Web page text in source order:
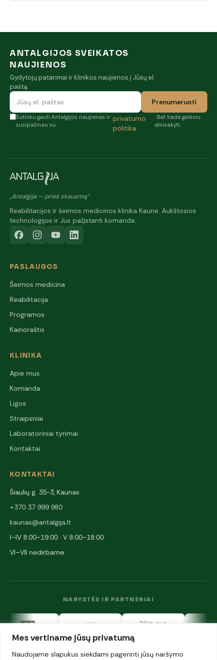
Mes vertiname jūsų privatumą
Naudojame slapukus siekdami pagerinti jūsų naršymo
ANTALGIJOS SVEIKATOS
NAUJIENOS
Gydytojų patarimai ir klinikos naujienos į Jūsų el.
paštą.
Prenumeruoti
Sutinku gauti Antalgijos naujienas ir
susipažinau su
privatumo
politika
. Bet kada galėsiu
atsisakyti.
„Antalgija — prieš skausmą"
Reabilitacijos ir šeimos medicinos klinika Kaune. Aukštosios
technologijos ir Jus pažįstanti komanda.
PASLAUGOS
Šeimos medicina
Reabilitacija
Programos
Kainoraštis
KLINIKA
Apie mus
Komanda
Ligos
Straipsniai
Laboratoriniai tyrimai
Kontaktai
KONTAKTAI
Šiaulių g. 35-3, Kaunas
+370 37 999 980
kaunas@antalgija.lt
I–IV 8:00–19:00 · V 8:00–18:00
VI–VII nedirbame
NARYSTĖS IR PARTNERIAI